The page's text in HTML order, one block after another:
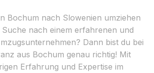
Bochum nach Slowenien umziehen
nach einem erfahrenen und
Dann bist du bei
aus Bochum genau richtig! Mit
Erfahrung und Expertise im